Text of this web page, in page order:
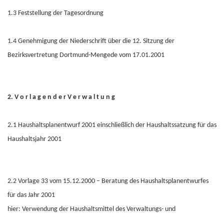
1.3 Feststellung der Tagesordnung
1.4 Genehmigung der Niederschrift über die 12. Sitzung der
Bezirksvertretung Dortmund-Mengede vom 17.01.2001
2. V o r l a g e n d e r V e r w a l t u n g
2.1 Haushaltsplanentwurf 2001 einschließlich der Haushaltssatzung für das
Haushaltsjahr 2001
2.2 Vorlage 33 vom 15.12.2000 – Beratung des Haushaltsplanentwurfes
für das Jahr 2001
hier: Verwendung der Haushaltsmittel des Verwaltungs- und